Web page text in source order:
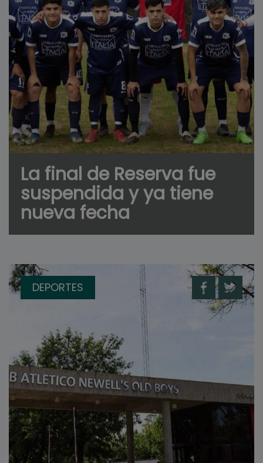
La final de Reserva fue
suspendida y ya tiene
nueva fecha
DEPORTES